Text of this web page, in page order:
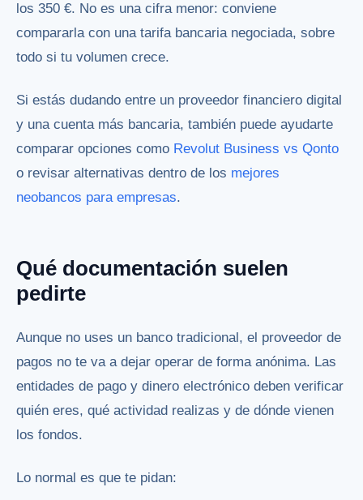
los 350 €. No es una cifra menor: conviene
compararla con una tarifa bancaria negociada, sobre
todo si tu volumen crece.
Si estás dudando entre un proveedor financiero digital
y una cuenta más bancaria, también puede ayudarte
comparar opciones como Revolut Business vs Qonto
o revisar alternativas dentro de los mejores
neobancos para empresas.
Qué documentación suelen
pedirte
Aunque no uses un banco tradicional, el proveedor de
pagos no te va a dejar operar de forma anónima. Las
entidades de pago y dinero electrónico deben verificar
quién eres, qué actividad realizas y de dónde vienen
los fondos.
Lo normal es que te pidan: